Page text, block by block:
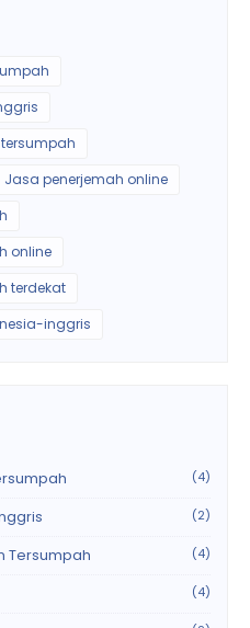
Jasa penerjemah online
online
terdekat
inggris
(4)
(2)
Tersumpah (4)
(4)